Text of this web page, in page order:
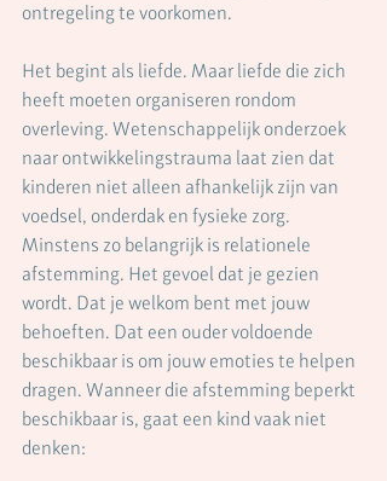
ontregeling te voorkomen.
Het begint als liefde. Maar liefde die zich
heeft moeten organiseren rondom
overleving. Wetenschappelijk onderzoek
naar ontwikkelingstrauma laat zien dat
kinderen niet alleen afhankelijk zijn van
voedsel, onderdak en fysieke zorg.
Minstens zo belangrijk is relationele
afstemming. Het gevoel dat je gezien
wordt. Dat je welkom bent met jouw
behoeften. Dat een ouder voldoende
beschikbaar is om jouw emoties te helpen
dragen. Wanneer die afstemming beperkt
beschikbaar is, gaat een kind vaak niet
denken: